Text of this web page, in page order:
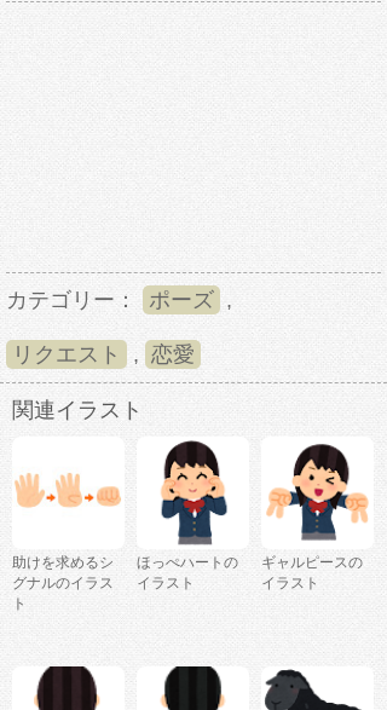
カテゴリー： ポーズ ,
リクエスト , 恋愛
関連イラスト
助けを求めるシ
グナルのイラス
ト
ほっぺハートの
イラスト
ギャルピースの
イラスト